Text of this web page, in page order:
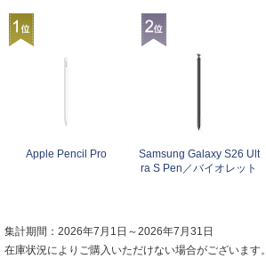
Apple Pencil Pro
Samsung Galaxy S26 Ult
ra S Pen／バイオレット
集計期間：2026年7月1日～2026年7月31日
在庫状況によりご購入いただけない場合がございます。